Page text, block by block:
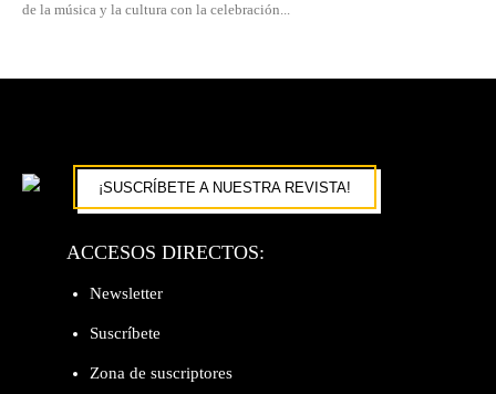
de la música y la cultura con la celebración...
¡SUSCRÍBETE A NUESTRA REVISTA!
ACCESOS DIRECTOS:
Newsletter
Suscríbete
Zona de suscriptores